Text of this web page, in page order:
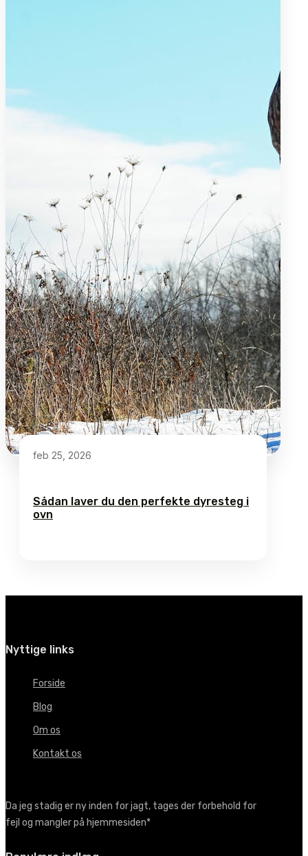
feb 25, 2026
Sådan laver du den perfekte dyresteg i
ovn
Nyttige links
Forside
Blog
Om os
Kontakt os
Da jeg stadig er ny inden for jagt, tages der forbehold for
fejl og mangler på hjemmesiden*